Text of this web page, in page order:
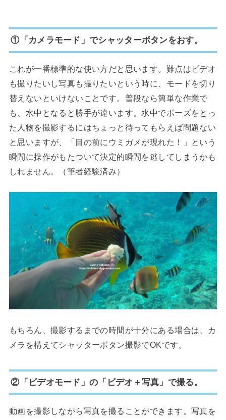
①「カメラモード」でシャッターボタンをおす。
これが一番標準的な使い方だと思います。難点はビデオ
も撮りたいし写真も撮りたいという時に、モードを切り
替えないといけないことです。普段なら簡単な作業で
も、水中となると勝手が違います。水中でポーズをとっ
た人物を撮影するにはちょっと待ってもらえば問題ない
と思いますが、「目の前にウミガメが現れた！」という
瞬間に操作がもたついて決定的瞬間を逃してしまうかも
しれません。（筆者経験済み）
もちろん、撮影するまでの時間が十分にある場合は、カ
メラを構えてシャッターボタン撮影でOKです。
②「ビデオモード」の「ビデオ＋写真」で撮る。
動画を撮影しながら写真を撮ることができます。写真を